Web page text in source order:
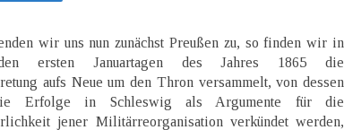
wir uns nun zunächst Preußen zu, so finden wir in
ersten Januartagen des Jahres 1865 die
aufs Neue um den Thron versammelt, von dessen
Erfolge in Schleswig als Argumente für die
jener Militärreorganisation verkündet werden,